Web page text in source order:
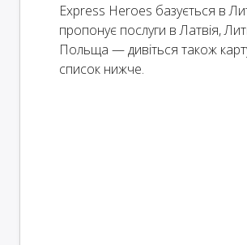
Express Heroes базується в
пропонує послуги в Латвія,
Польща — дивіться також
список нижче.